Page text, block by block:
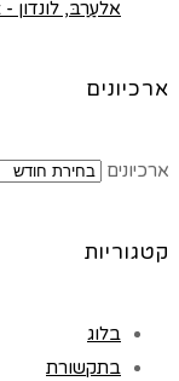
אלעַרַבּ, לונדון - Nziv.net
ארכיונים
ארכיונים
קטגוריות
בלוג
בתקשורת